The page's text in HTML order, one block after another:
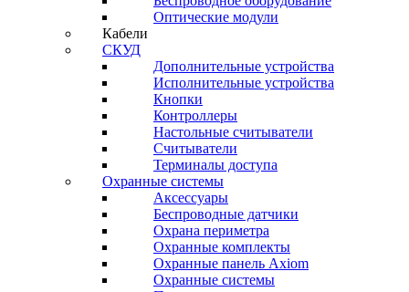
Оптические модули
Кабели
СКУД
Дополнительные устройства
Исполнительные устройства
Кнопки
Контроллеры
Настольные считыватели
Считыватели
Терминалы доступа
Охранные системы
Аксессуары
Беспроводные датчики
Охрана периметра
Охранные комплекты
Охранные панель Axiom
Охранные системы